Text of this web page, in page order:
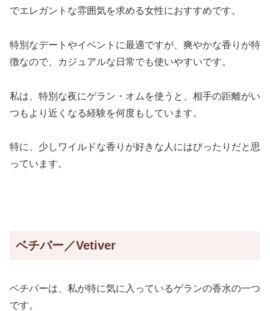
でエレガントな雰囲気を求める女性におすすめです。
特別なデートやイベントに最適ですが、爽やかな香りが特
徴なので、カジュアルな日常でも使いやすいです。
私は、特別な夜にゲラン・オムを使うと、相手の距離がい
つもより近くなる経験を何度もしています。
特に、少しワイルドな香りが好きな人にはぴったりだと思
っています。
ベチバー／Vetiver
ベチバーは、私が特に気に入っているゲランの香水の一つ
です。